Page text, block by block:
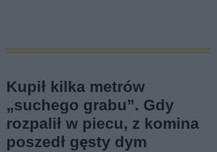
Kupił kilka metrów
„suchego grabu”. Gdy
rozpalił w piecu, z komina
poszedł gęsty dym